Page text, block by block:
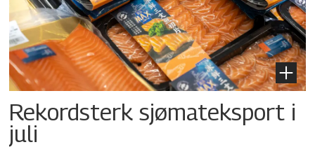
Rekordsterk sjømateksport i
juli